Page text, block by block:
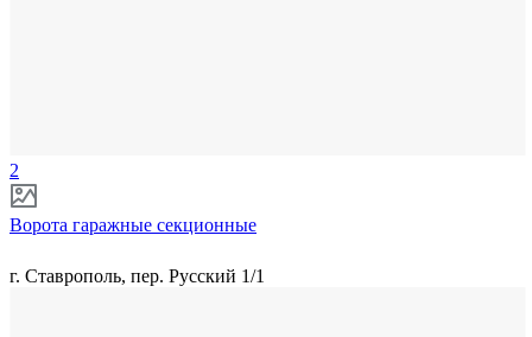
2
Ворота гаражные секционные
г. Ставрополь, пер. Русский 1/1